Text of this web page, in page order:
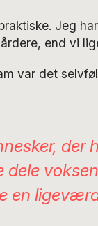
Jeg
end vi
var det
der
dele
en